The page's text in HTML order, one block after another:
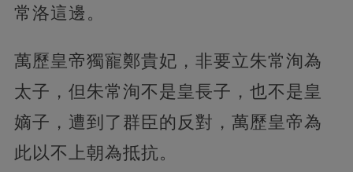
常洛這邊。
萬歷皇帝獨寵鄭貴妃，非要立朱常洵為
太子，但朱常洵不是皇長子，也不是皇
嫡子，遭到了群臣的反對，萬歷皇帝為
此以不上朝為抵抗。